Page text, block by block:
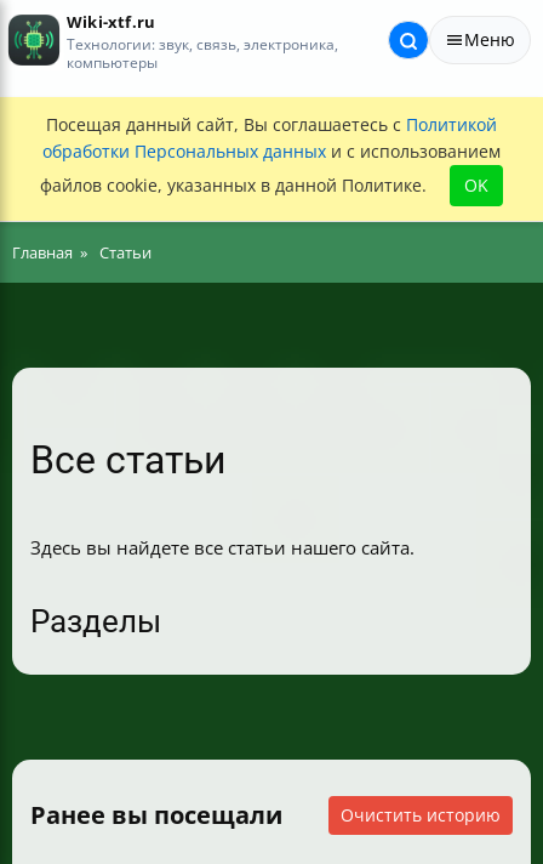
Wiki-xtf.ru
Технологии: звук, связь, электроника,
компьютеры
Меню
Посещая данный сайт, Вы соглашаетесь с Политикой
обработки Персональных данных и с использованием
файлов cookie, указанных в данной Политике.
OK
Главная Статьи
Все статьи
Здесь вы найдете все статьи нашего сайта.
Разделы
Ранее вы посещали Очистить историю